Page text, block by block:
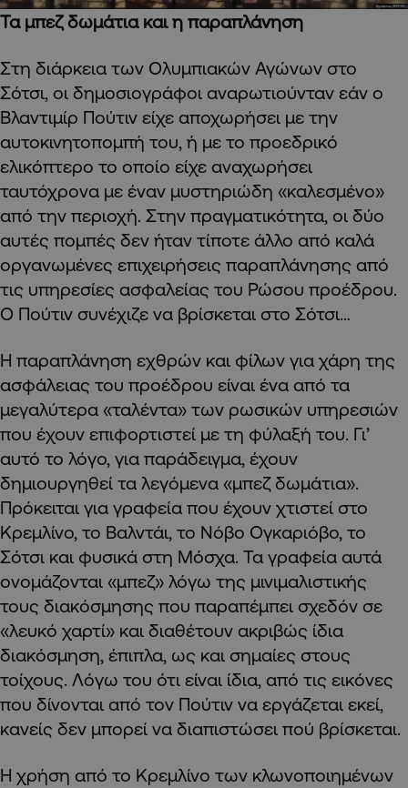
Τα μπεζ δωμάτια και η παραπλάνηση
Στη διάρκεια των Ολυμπιακών Αγώνων στο
Σότσι, οι δημοσιογράφοι αναρωτιούνταν εάν ο
Βλαντιμίρ Πούτιν είχε αποχωρήσει με την
αυτοκινητοπομπή του, ή με το προεδρικό
ελικόπτερο το οποίο είχε αναχωρήσει
ταυτόχρονα με έναν μυστηριώδη «καλεσμένο»
από την περιοχή. Στην πραγματικότητα, οι δύο
αυτές πομπές δεν ήταν τίποτε άλλο από καλά
οργανωμένες επιχειρήσεις παραπλάνησης από
τις υπηρεσίες ασφαλείας του Ρώσου προέδρου.
Ο Πούτιν συνέχιζε να βρίσκεται στο Σότσι…
Η παραπλάνηση εχθρών και φίλων για χάρη της
ασφάλειας του προέδρου είναι ένα από τα
μεγαλύτερα «ταλέντα» των ρωσικών υπηρεσιών
που έχουν επιφορτιστεί με τη φύλαξή του. Γι’
αυτό το λόγο, για παράδειγμα, έχουν
δημιουργηθεί τα λεγόμενα «μπεζ δωμάτια».
Πρόκειται για γραφεία που έχουν χτιστεί στο
Κρεμλίνο, το Βαλντάι, το Νόβο Ογκαριόβο, το
Σότσι και φυσικά στη Μόσχα. Τα γραφεία αυτά
ονομάζονται «μπεζ» λόγω της μινιμαλιστικής
τους διακόσμησης που παραπέμπει σχεδόν σε
«λευκό χαρτί» και διαθέτουν ακριβώς ίδια
διακόσμηση, έπιπλα, ως και σημαίες στους
τοίχους. Λόγω του ότι είναι ίδια, από τις εικόνες
που δίνονται από τον Πούτιν να εργάζεται εκεί,
κανείς δεν μπορεί να διαπιστώσει πού βρίσκεται.
Η χρήση από το Κρεμλίνο των κλωνοποιημένων